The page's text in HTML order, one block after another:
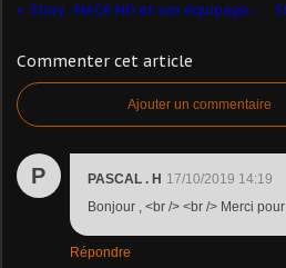
Story : MACK NO et son équipage (par Robert B.)
Commenter cet article
Ajouter un commentaire
P PASCAL . H 17/10/2019 14:19
Bonjour , <br /> <br /> Merci
Répondre